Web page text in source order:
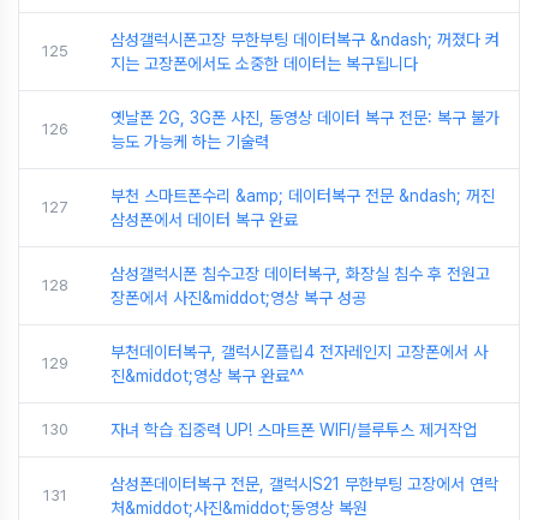
125
삼성갤럭시폰고장 무한부팅 데이터복구 &ndash; 꺼졌다 켜
지는 고장폰에서도 소중한 데이터는 복구됩니다
126
옛날폰 2G, 3G폰 사진, 동영상 데이터 복구 전문: 복구 불가
능도 가능케 하는 기술력
127
부천 스마트폰수리 &amp; 데이터복구 전문 &ndash; 꺼진
삼성폰에서 데이터 복구 완료
128
삼성갤럭시폰 침수고장 데이터복구, 화장실 침수 후 전원고
장폰에서 사진&middot;영상 복구 성공
129
부천데이터복구, 갤럭시Z플립4 전자레인지 고장폰에서 사
진&middot;영상 복구 완료^^
130 자녀 학습 집중력 UP! 스마트폰 WIFI/블루투스 제거작업
131
삼성폰데이터복구 전문, 갤럭시S21 무한부팅 고장에서 연락
처&middot;사진&middot;동영상 복원